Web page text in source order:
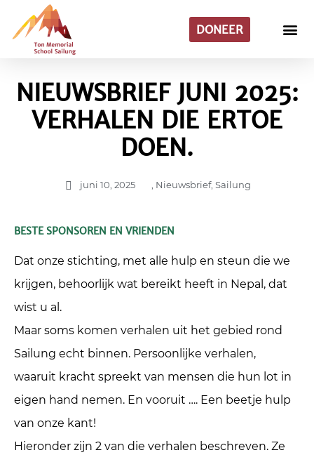
DONEER
NIEUWSBRIEF JUNI 2025:
VERHALEN DIE ERTOE
DOEN.
juni 10, 2025 Nieuwsbrief, Sailung
BESTE SPONSOREN EN VRIENDEN
Dat onze stichting, met alle hulp en steun die we
krijgen, behoorlijk wat bereikt heeft in Nepal, dat
wist u al.
Maar soms komen verhalen uit het gebied rond
Sailung echt binnen. Persoonlijke verhalen,
waaruit kracht spreekt van mensen die hun lot in
eigen hand nemen. En vooruit …. Een beetje hulp
van onze kant!
Hieronder zijn 2 van die verhalen beschreven. Ze